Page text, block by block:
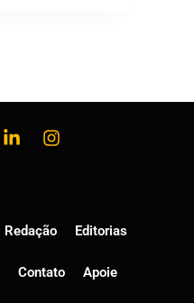
Redação Editorias
Contato Apoie